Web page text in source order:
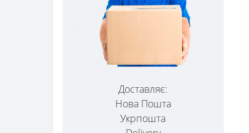
Доставляє:
Нова Пошта
Укрпошта